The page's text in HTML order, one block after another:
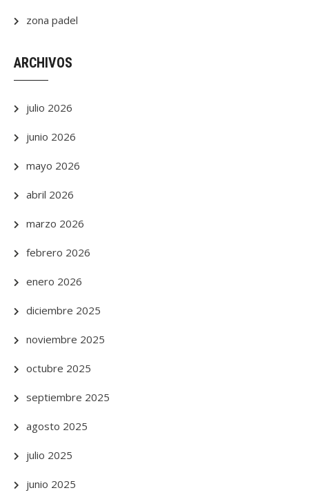
zona padel
ARCHIVOS
julio 2026
junio 2026
mayo 2026
abril 2026
marzo 2026
febrero 2026
enero 2026
diciembre 2025
noviembre 2025
octubre 2025
septiembre 2025
agosto 2025
julio 2025
junio 2025